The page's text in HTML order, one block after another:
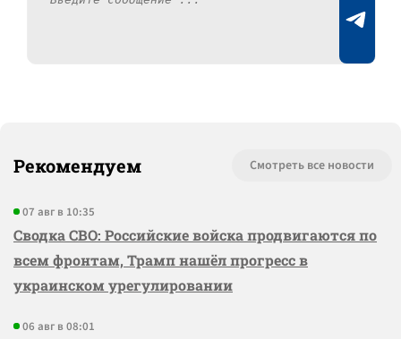
Рекомендуем Смотреть все новости
07 авг в 10:35
Сводка СВО: Российские войска продвигаются по
всем фронтам, Трамп нашёл прогресс в
украинском урегулировании
06 авг в 08:01